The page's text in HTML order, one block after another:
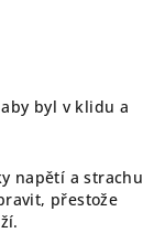
byl v klidu a
napětí a strachu
přestože